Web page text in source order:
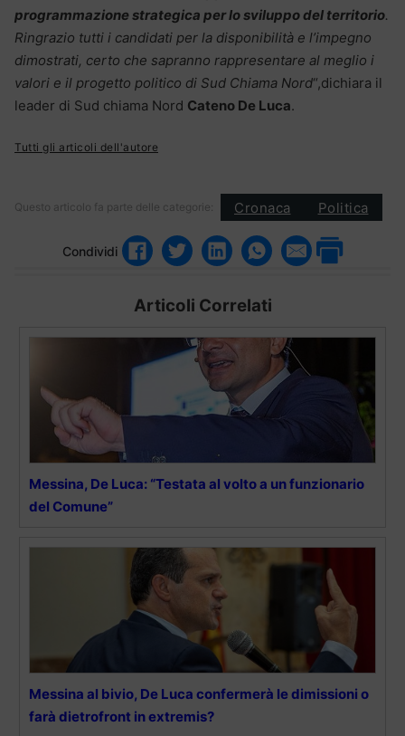
programmazione strategica per lo sviluppo del territorio.
Ringrazio tutti i candidati per la disponibilità e l’impegno
dimostrati, certo che sapranno rappresentare al meglio i
valori e il progetto politico di Sud Chiama Nord“,dichiara il
leader di Sud chiama Nord Cateno De Luca.
Tutti gli articoli dell'autore
Questo articolo fa parte delle categorie: Cronaca Politica
Condividi
Articoli Correlati
Messina, De Luca: “Testata al volto a un funzionario
del Comune”
Messina al bivio, De Luca confermerà le dimissioni o
farà dietrofront in extremis?